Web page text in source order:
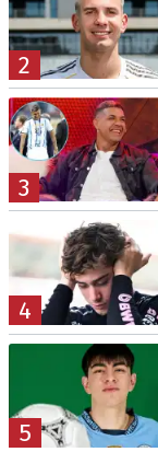
2
3
4
5